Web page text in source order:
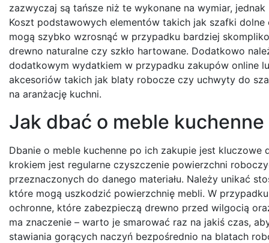
zazwyczaj są tańsze niż te wykonane na wymiar,
Koszt podstawowych elementów takich jak szafki
mogą szybko wzrosnąć w przypadku bardziej
drewno naturalne czy szkło hartowane. Dodatkowo
dodatkowym wydatkiem w przypadku zakupów online
akcesoriów takich jak blaty robocze czy uchwyty do
na aranżację kuchni.
Jak dbać o meble
Dbanie o meble kuchenne po ich zakupie jest kluczowe
krokiem jest regularne czyszczenie powierzchni
przeznaczonych do danego materiału. Należy unikać
które mogą uszkodzić powierzchnię mebli. W
ochronne, które zabezpieczą drewno przed wilgocią
ma znaczenie – warto je smarować raz na jakiś czas,
stawiania gorących naczyń bezpośrednio na blatach